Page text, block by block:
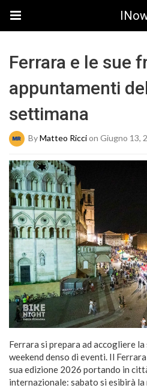
Ferrara e le sue
appuntamenti
settimana
ByMatteo Riccion Giugno 13,
Ferrara si prepara ad accogliere
weekend denso di eventi. Il
sua edizione 2026 portando in
internazionale: sabato si esibirà